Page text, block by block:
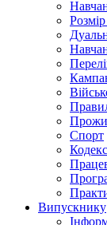
Спорт
Випускнику